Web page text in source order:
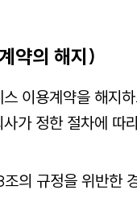
약의 해지)
이용계약을 해지
가 정한 절차에 따
조의 규정을 위반한